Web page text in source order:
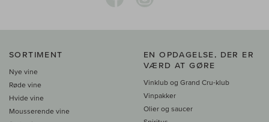
SORTIMENT
Nye vine
Røde vine
Hvide vine
Mousserende vine
EN OPDAGELSE, DER ER
VÆRD AT GØRE
Vinklub og Grand Cru-klub
Vinpakker
Olier og saucer